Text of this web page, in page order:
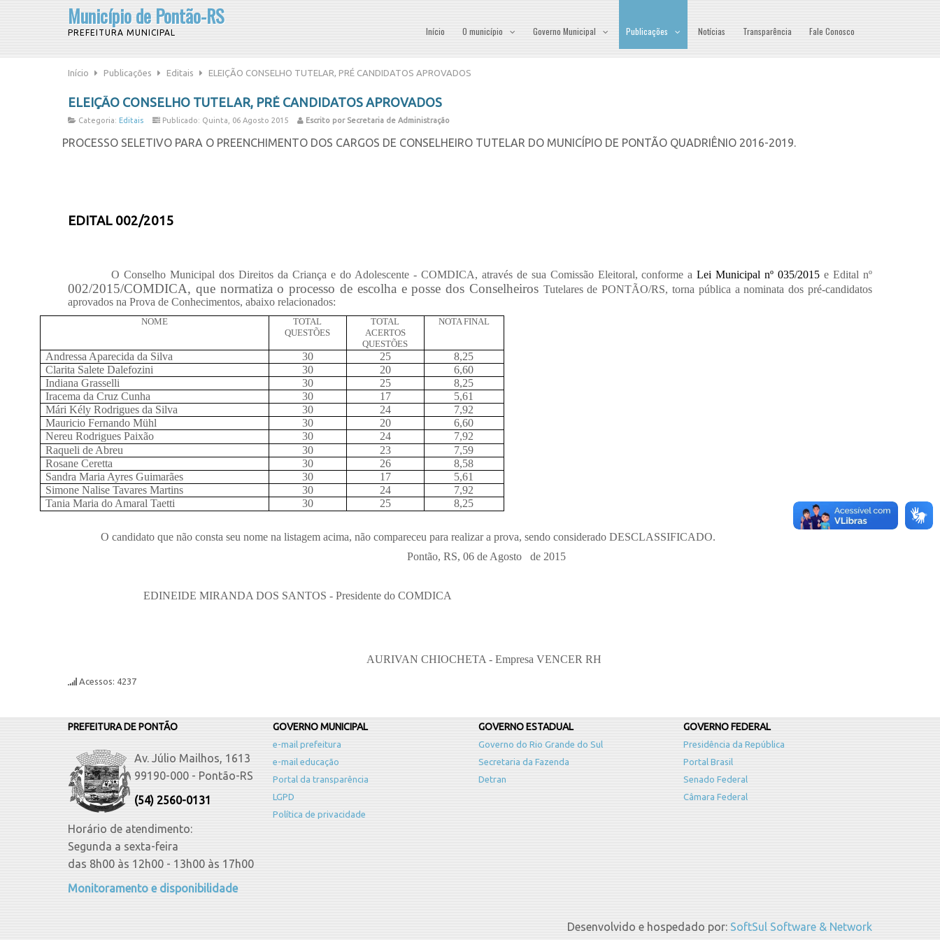
Município de Pontão-RS
PREFEITURA MUNICIPAL Início O município Governo Municipal Publicações Notícias Transparência Fale Conosco
Início Publicações Editais ELEIÇÃO CONSELHO TUTELAR, PRÉ CANDIDATOS APROVADOS
ELEIÇÃO CONSELHO TUTELAR, PRÉ CANDIDATOS APROVADOS
Categoria: Editais Publicado: Quinta, 06 Agosto 2015 Escrito por Secretaria de Administração
PROCESSO SELETIVO PARA O PREENCHIMENTO DOS CARGOS DE CONSELHEIRO TUTELAR DO MUNICÍPIO DE PONTÃO QUADRIÊNIO 2016-2019.
EDITAL 002/2015
O Conselho Municipal dos Direitos da Criança e do Adolescente - COMDICA, através de sua Comissão Eleitoral, conforme aLei Municipal nº 035/2015e Edital nº
002/2015/COMDICA, que normatiza o processo de escolha e posse dos Conselheiros Tutelares de PONTÃO/RS, torna pública a nominatados pré-candidatos
aprovados na Prova de Conhecimentos, abaixo relacionados:
NOME
TOTAL
QUESTÕES
TOTAL
ACERTOS
QUESTÕES
NOTA FINAL
Andressa Aparecida da Silva 30 25
8,25
Clarita Salete Dalefozini
30 20
6,60
Indiana Grasselli
30 25
8,25
Iracema da Cruz Cunha
30 17
5,61
Mári Kély Rodrigues da Silva
30 24
7,92
Mauricio Fernando Mühl
30 20
6,60
Nereu Rodrigues Paixão
30 24
7,92
Raqueli de Abreu
30 23
7,59
Rosane Ceretta
30 26
8,58
Sandra Maria Ayres Guimarães
30 17
5,61
Simone Nalise Tavares Martins
30 24
7,92
Tania Maria do Amaral Taetti
30 25 8,25
O candidato que não consta seu nome na listagem acima, não compareceu para realizar a prova, sendo considerado DESCLASSIFICADO.
Pontão, RS, 06 de Agosto de 2015
EDINEIDE MIRANDA DOS SANTOS - Presidente do COMDICA
AURIVAN CHIOCHETA - Empresa VENCER RH
Acessos: 4237
PREFEITURA DE PONTÃO
Av. Júlio Mailhos, 1613
99190-000 - Pontão-RS
(54) 2560-0131
Horário de atendimento:
Segunda a sexta-feira
das 8h00 às 12h00 - 13h00 às 17h00
Monitoramento e disponibilidade
GOVERNO MUNICIPAL
e-mail prefeitura
e-mail educação
Portal da transparência
LGPD
Política de privacidade
GOVERNO ESTADUAL
Governo do Rio Grande do Sul
Secretaria da Fazenda
Detran
GOVERNO FEDERAL
Presidência da República
Portal Brasil
Senado Federal
Câmara Federal
Desenvolvido e hospedado por: SoftSul Software & Network